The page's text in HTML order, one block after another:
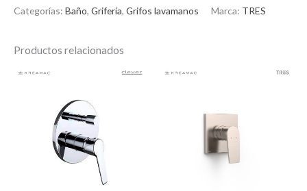
Categorías: Baño, Grifería, Grifos lavamanos Marca: TRES
Productos relacionados